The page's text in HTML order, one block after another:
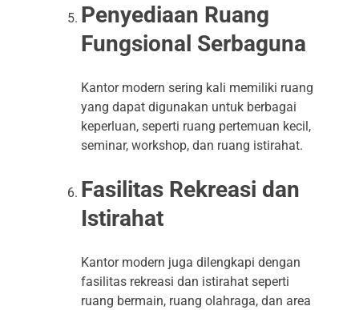
Penyediaan Ruang
Fungsional Serbaguna
Kantor modern sering kali memiliki ruang
yang dapat digunakan untuk berbagai
keperluan, seperti ruang pertemuan kecil,
seminar, workshop, dan ruang istirahat.
Fasilitas Rekreasi dan
Istirahat
Kantor modern juga dilengkapi dengan
fasilitas rekreasi dan istirahat seperti
ruang bermain, ruang olahraga, dan area